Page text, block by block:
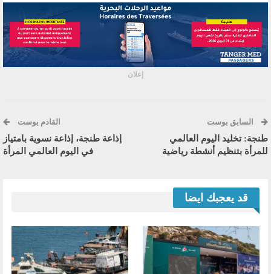
إعلان
السابق بوست
طنجة: تخليد اليوم العالمي
للمرأة بتنظيم أنشطة رياضية
القادم بوست
إذاعة طنجة، إذاعة نسوية بامتياز
في اليوم العالمي المرأة
قد يعجبك ايضا